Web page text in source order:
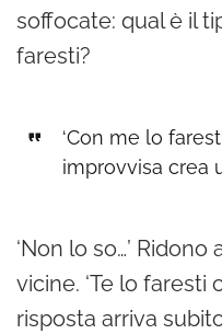
soffocate: qual è il
faresti?
‘Con me lo
improvvisa crea
‘Non lo so…’
vicine. ‘Te lo faresti
risposta arriva